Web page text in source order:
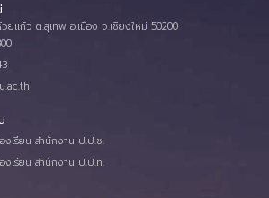
ยแก้ว ต.สุเทพ อ.เมือง จ.เชียงใหม่ 50200
งเรียน สำนักงาน ป.ป.ช.
งเรียน สำนักงาน ป.ป.ท.